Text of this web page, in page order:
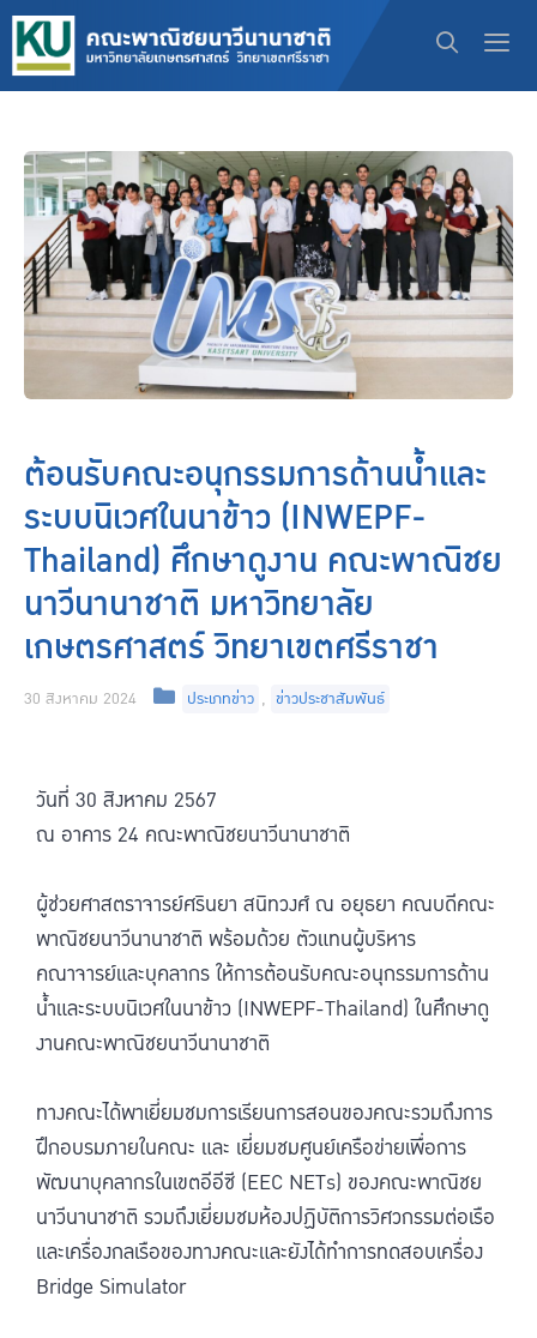
ต้อนรับคณะอนุกรรมการด้านน้ำและ
ระบบนิเวศในนาข้าว (INWEPF-
Thailand) ศึกษาดูงาน คณะพาณิชย
นาวีนานาชาติ มหาวิทยาลัย
เกษตรศาสตร์ วิทยาเขตศรีราชา
30 สิงหาคม 2024 ประเภทข่าว , ข่าวประชาสัมพันธ์
วันที่ 30 สิงหาคม 2567
ณ อาคาร 24 คณะพาณิชยนาวีนานาชาติ
ผู้ช่วยศาสตราจารย์ศรินยา สนิทวงศ์ ณ อยุธยา คณบดีคณะ
พาณิชยนาวีนานาชาติ พร้อมด้วย ตัวแทนผู้บริหาร
คณาจารย์และบุคลากร ให้การต้อนรับคณะอนุกรรมการด้าน
น้ำและระบบนิเวศในนาข้าว (INWEPF-Thailand) ในศึกษาดู
งานคณะพาณิชยนาวีนานาชาติ
ทางคณะได้พาเยี่ยมชมการเรียนการสอนของคณะรวมถึงการ
ฝึกอบรมภายในคณะ และ เยี่ยมชมศูนย์เครือข่ายเพื่อการ
พัฒนาบุคลากรในเขตอีอีซี (EEC NETs) ของคณะพาณิชย
นาวีนานาชาติ รวมถึงเยี่ยมชมห้องปฏิบัติการวิศวกรรมต่อเรือ
และเครื่องกลเรือของทางคณะและยังได้ทำการทดสอบเครื่อง
Bridge Simulator